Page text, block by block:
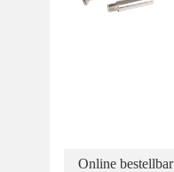
Online bestellbar